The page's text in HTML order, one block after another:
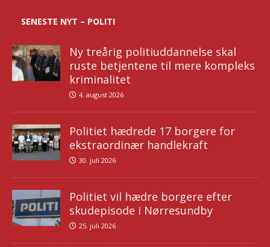
SENESTE NYT – POLITI
Ny treårig politiuddannelse skal
ruste betjentene til mere kompleks
kriminalitet
4. august 2026
Politiet hædrede 17 borgere for
ekstraordinær handlekraft
30. juli 2026
Politiet vil hædre borgere efter
skudepisode i Nørresundby
25. juli 2026